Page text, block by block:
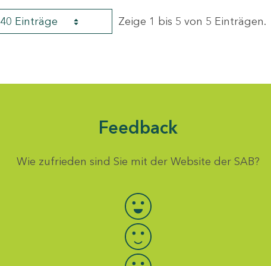
40 Einträge Zeige 1 bis 5 von 5 Einträgen.
Feedback
Wie zufrieden sind Sie mit der Website der SAB?
Bewertung auswählen